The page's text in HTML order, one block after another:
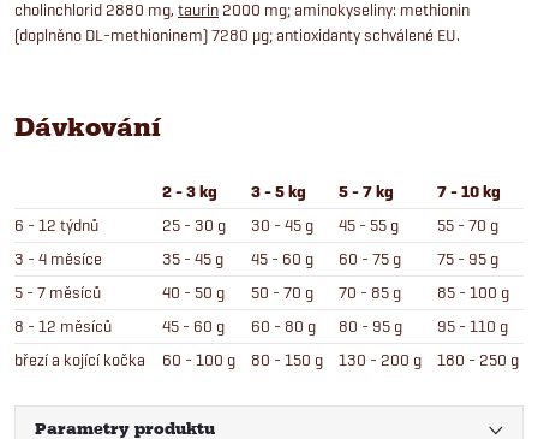
cholinchlorid 2880 mg, taurin 2000 mg; aminokyseliny: methionin
(doplněno DL-methioninem) 7280 μg; antioxidanty schválené EU.
Dávkování
2 - 3 kg 3 - 5 kg 5 - 7 kg 7 - 10 kg
6 - 12 týdnů 25 - 30 g 30 - 45 g 45 - 55 g
55 - 70 g
3 - 4 měsíce
35 - 45 g 45 - 60 g 60 - 75 g
75 - 95 g
5 - 7 měsíců
40 - 50 g 50 - 70 g 70 - 85 g
85 - 100 g
8 - 12 měsíců
45 - 60 g 60 - 80 g 80 - 95 g
95 - 110 g
březí a kojící kočka
60 - 100 g 80 - 150 g 130 - 200 g 180 - 250 g
Parametry produktu